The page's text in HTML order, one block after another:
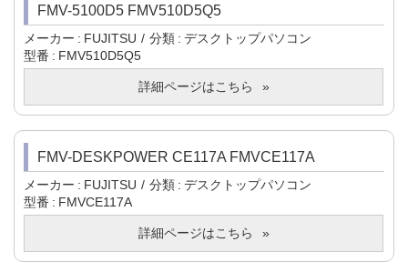
FMV-5100D5 FMV510D5Q5
メーカー FUJITSU 分類
デスクトップパソコン
型番
FMV510D5Q5
詳細ページはこちら
FMV-DESKPOWER CE117A FMVCE117A
メーカー FUJITSU 分類
デスクトップパソコン
型番
FMVCE117A
詳細ページはこちら